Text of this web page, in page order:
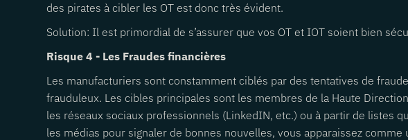
des pirates à cibler les OT est donc très évident.
Solution: Il est primordial de s’assurer que vos OT et IOT soient bien
Risque 4 - Les Fraudes financières
Les manufacturiers sont constamment ciblés par des tentatives de
frauduleux. Les cibles principales sont les membres de la Haute
les réseaux sociaux professionnels (LinkedIN, etc.) ou à partir de listes
les médias pour signaler de bonnes nouvelles, vous apparaissez